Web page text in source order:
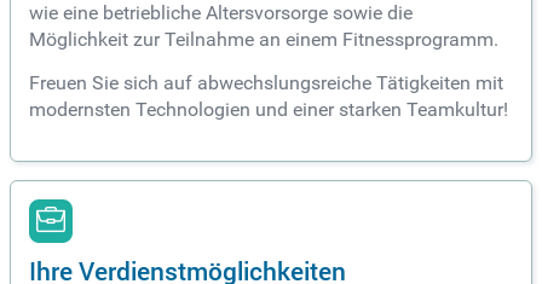
wie eine betriebliche Altersvorsorge sowie die
Möglichkeit zur Teilnahme an einem Fitnessprogramm.
Freuen Sie sich auf abwechslungsreiche Tätigkeiten mit
modernsten Technologien und einer starken Teamkultur!
Ihre Verdienstmöglichkeiten